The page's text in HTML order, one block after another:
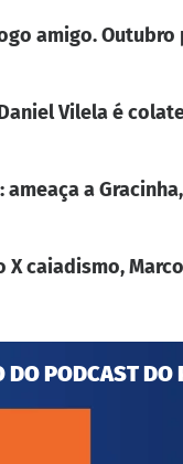
amigo.
Vilela é
a
X caiadismo,
PODCAST DO